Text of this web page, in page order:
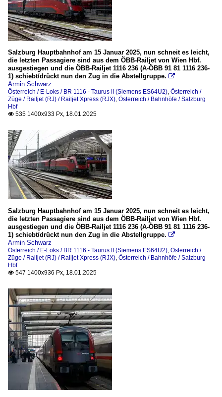
Salzburg Hauptbahnhof am 15 Januar 2025, nun schneit es leicht,
die letzten Passagiere sind aus dem ÖBB-Railjet von Wien Hbf.
ausgestiegen und die ÖBB-Railjet 1116 236 (A-ÖBB 91 81 1116 236-
1) schiebt/drückt nun den Zug in die Abstellgruppe. 
Armin Schwarz
Österreich / E-Loks / BR 1116 - Taurus II (Siemens ES64U2), Österreich /
Züge / Railjet (RJ) / Railjet Xpress (RJX), Österreich / Bahnhöfe / Salzburg
Hbf
 535 1400x933 Px, 18.01.2025
Salzburg Hauptbahnhof am 15 Januar 2025, nun schneit es leicht,
die letzten Passagiere sind aus dem ÖBB-Railjet von Wien Hbf.
ausgestiegen und die ÖBB-Railjet 1116 236 (A-ÖBB 91 81 1116 236-
1) schiebt/drückt nun den Zug in die Abstellgruppe. 
Armin Schwarz
Österreich / E-Loks / BR 1116 - Taurus II (Siemens ES64U2), Österreich /
Züge / Railjet (RJ) / Railjet Xpress (RJX), Österreich / Bahnhöfe / Salzburg
Hbf
 547 1400x936 Px, 18.01.2025